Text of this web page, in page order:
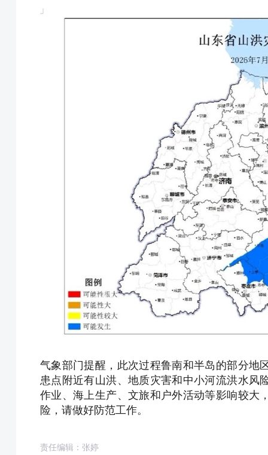
气象部门提醒，此次过程鲁南和半岛的部分地
患点附近有山洪、地质灾害和中小河流洪水风
作业、海上生产、文旅和户外活动等影响较大
险，请做好防范工作。
责任编辑：张婷